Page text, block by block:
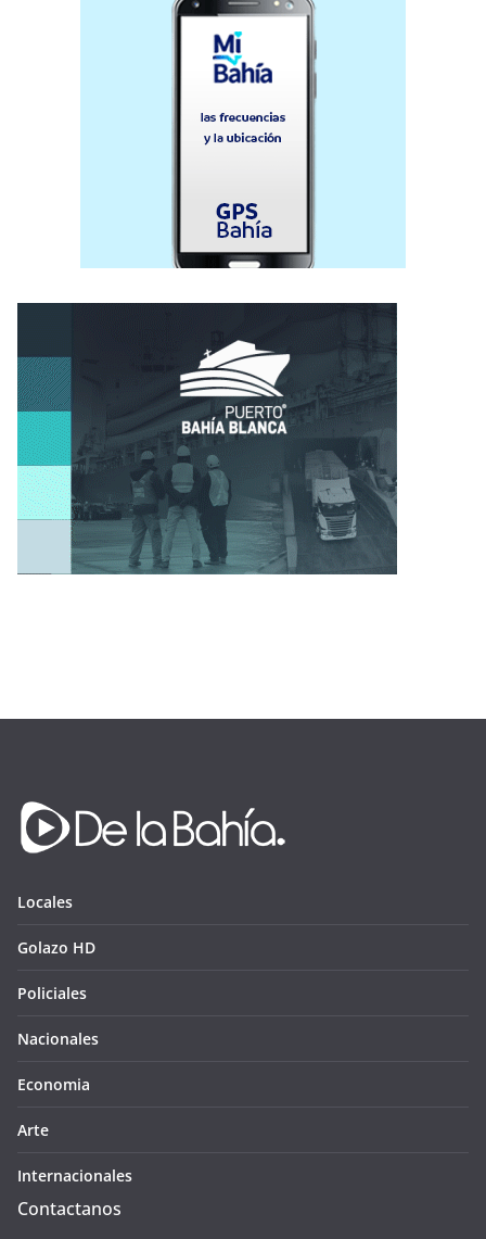
Locales
Golazo HD
Policiales
Nacionales
Economia
Arte
Internacionales
Contactanos